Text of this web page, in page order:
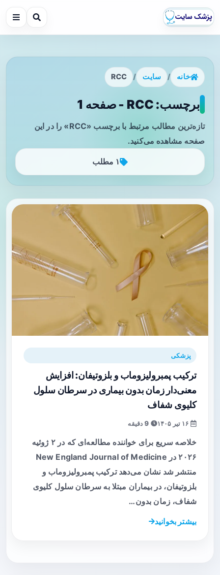
خانه / سایت /
RCC
برچسب: RCC - صفحه 1
تازه‌ترین مطالب مرتبط با برچسب «RCC» را در این
صفحه مشاهده می‌کنید.
۱ مطلب
پزشکی
ترکیب پمبرولیزوماب و بلزوتیفان: افزایش
معنی‌دار زمان بدون بیماری در سرطان سلول
کلیوی شفاف
خلاصه سریع برای خواننده مطالعه‌ای که در ۲ ژوئیه
۲۰۲۶ در New England Journal of Medicine
منتشر شد نشان می‌دهد ترکیب پمبرولیزوماب و
بلزوتیفان، در بیماران مبتلا به سرطان سلول کلیوی
شفاف، زمان بدون…
بیشتر بخوانید